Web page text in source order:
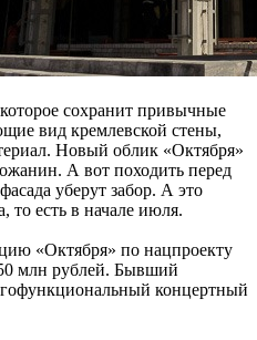
сохранит привычные
вид кремлевской стены,
Новый облик «Октября»
А вот походить перед
уберут забор. А это
то есть в начале июля.
«Октября» по нацпроекту
млн рублей. Бывший
концертный